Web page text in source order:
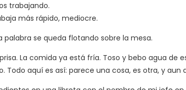
trabajando.
más rápido, mediocre.
palabra se queda flotando sobre la mesa.
La comida ya está fría. Toso y bebo agua de
Todo aquí es así: parece una cosa, es otra, y aun